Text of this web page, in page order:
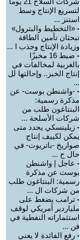
لتسريع الإنتاج وسط
استنز ...
- «التخطيط والبترول»
تبحثان تأمين الطاقة
وزيادة الإنتاج وجذب ا ...
-
ضبط 16 مخبزًا
بالغربية لمخالفات في
إنتاج الخبز.. وإحالتها لل
...
- -واشنطن بوست- عن
مذكرة رسمية:
البنتاغون طلب من
شركات الأسلحة ...
- زيلينسكي يحدد متى
يمكن لكييف إنتاج
صواريخ -باتريوت- في
حال ح ...
- عاجل | واشنطن
بوست عن مذكرة
رسمية: البنتاغون طلب
من شركات ال ...
- ترامب يضغط على
ملياردير أمريكي لوقف
استثماراته النفطية في
فن ...
- رفع الفائدة لا يعني